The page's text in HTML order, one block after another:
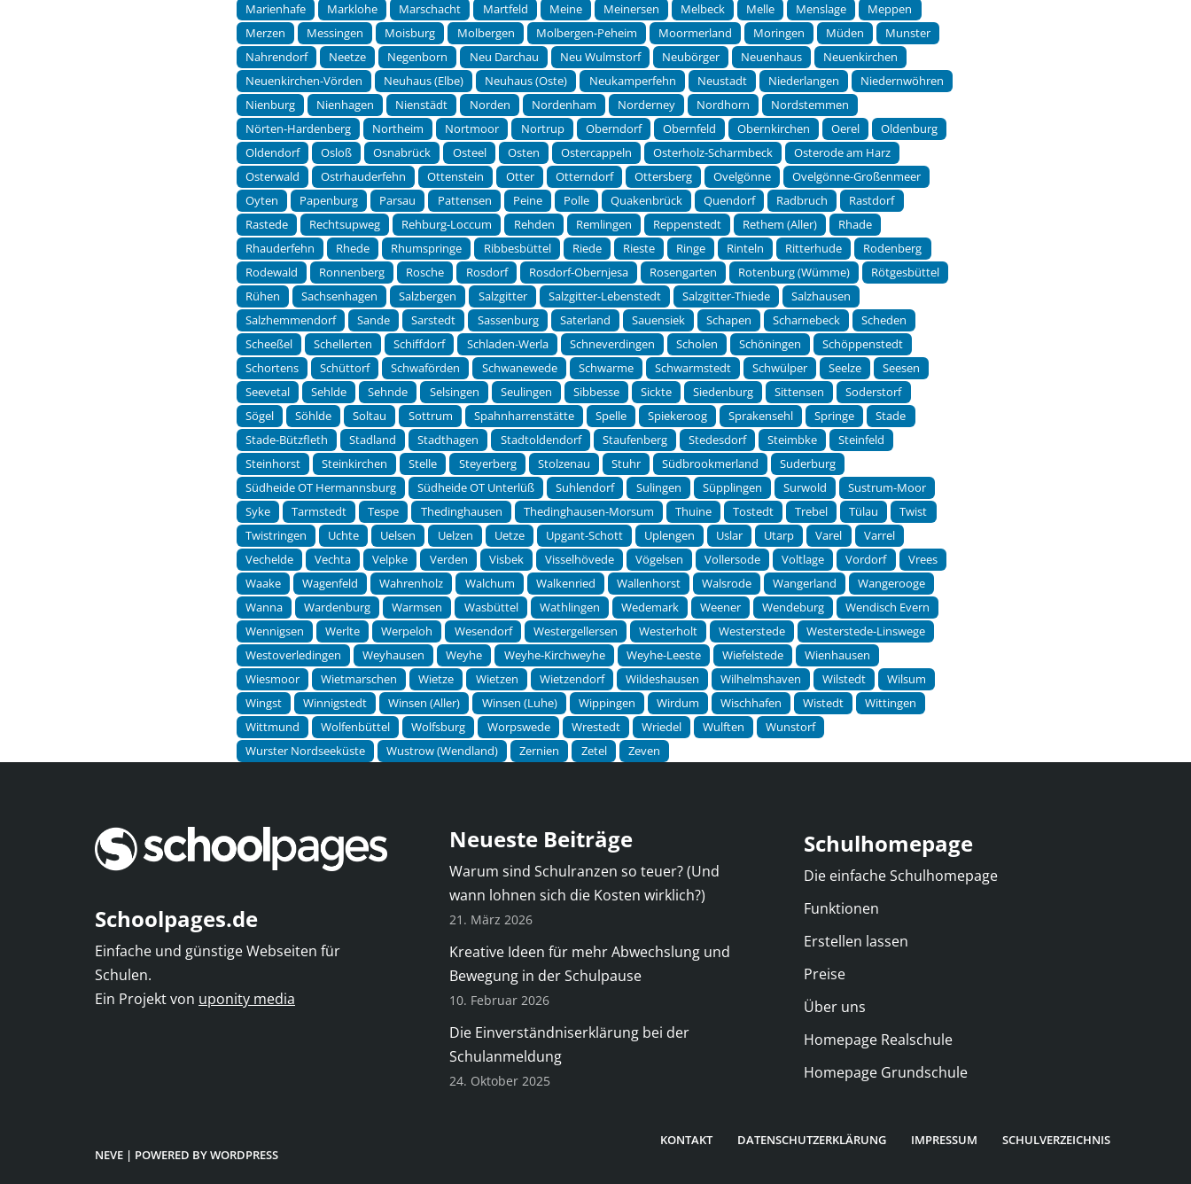
Marienhafe
Marklohe Marschacht Martfeld Meine Meinersen Melbeck Melle Menslage
Meppen
Merzen
Messingen Moisburg Molbergen Molbergen-Peheim Moormerland Moringen Müden
Munster
Nahrendorf
Neetze Negenborn Neu Darchau Neu Wulmstorf Neubörger Neuenhaus
Neuenkirchen
Neuenkirchen-Vörden
Neuhaus (Elbe) Neuhaus (Oste) Neukamperfehn Neustadt Niederlangen
Niedernwöhren
Nienburg
Nienhagen Nienstädt Norden Nordenham Norderney Nordhorn
Nordstemmen
Nörten-Hardenberg
Northeim Nortmoor Nortrup Oberndorf Obernfeld Obernkirchen Oerel
Oldenburg
Oldendorf
Osloß Osnabrück Osteel Osten Ostercappeln Osterholz-Scharmbeck
Osterode am Harz
Osterwald
Ostrhauderfehn Ottenstein Otter Otterndorf Ottersberg Ovelgönne
Ovelgönne-Großenmeer
Oyten
Papenburg Parsau Pattensen Peine Polle Quakenbrück Quendorf Radbruch
Rastdorf
Rastede
Rechtsupweg Rehburg-Loccum Rehden Remlingen Reppenstedt Rethem (Aller)
Rhade
Rhauderfehn
Rhede Rhumspringe Ribbesbüttel Riede Rieste Ringe Rinteln Ritterhude
Rodenberg
Rodewald
Ronnenberg Rosche Rosdorf Rosdorf-Obernjesa Rosengarten Rotenburg (Wümme)
Rötgesbüttel
Rühen
Sachsenhagen Salzbergen Salzgitter Salzgitter-Lebenstedt Salzgitter-Thiede
Salzhausen
Salzhemmendorf
Sande Sarstedt Sassenburg Saterland Sauensiek Schapen Scharnebeck
Scheden
Scheeßel
Schellerten Schiffdorf Schladen-Werla Schneverdingen Scholen Schöningen
Schöppenstedt
Schortens
Schüttorf Schwaförden Schwanewede Schwarme Schwarmstedt Schwülper Seelze
Seesen
Seevetal
Sehlde Sehnde Selsingen Seulingen Sibbesse Sickte Siedenburg Sittensen
Soderstorf
Sögel
Söhlde Soltau Sottrum Spahnharrenstätte Spelle Spiekeroog Sprakensehl Springe
Stade
Stade-Bützfleth
Stadland Stadthagen Stadtoldendorf Staufenberg Stedesdorf Steimbke
Steinfeld
Steinhorst
Steinkirchen Stelle Steyerberg Stolzenau Stuhr Südbrookmerland
Suderburg
Südheide OT Hermannsburg
Südheide OT Unterlüß Suhlendorf Sulingen Süpplingen Surwold
Sustrum-Moor
Syke
Tarmstedt Tespe Thedinghausen Thedinghausen-Morsum Thuine Tostedt Trebel Tülau
Twist
Twistringen
Uchte Uelsen Uelzen Uetze Upgant-Schott Uplengen Uslar Utarp Varel
Varrel
Vechelde
Vechta Velpke Verden Visbek Visselhövede Vögelsen Vollersode Voltlage Vordorf
Vrees
Waake
Wagenfeld Wahrenholz Walchum Walkenried Wallenhorst Walsrode Wangerland
Wangerooge
Wanna
Wardenburg Warmsen Wasbüttel Wathlingen Wedemark Weener Wendeburg
Wendisch Evern
Wennigsen
Werlte Werpeloh Wesendorf Westergellersen Westerholt Westerstede
Westerstede-Linswege
Westoverledingen
Weyhausen Weyhe Weyhe-Kirchweyhe Weyhe-Leeste Wiefelstede
Wienhausen
Wiesmoor
Wietmarschen Wietze Wietzen Wietzendorf Wildeshausen Wilhelmshaven Wilstedt
Wilsum
Wingst
Winnigstedt Winsen (Aller) Winsen (Luhe) Wippingen Wirdum Wischhafen Wistedt
Wittingen
Wittmund
Wolfenbüttel Wolfsburg Worpswede Wrestedt Wriedel Wulften
Wunstorf
Wurster Nordseeküste
Wustrow (Wendland) Zernien Zetel Zeven
Schoolpages.de
Einfache und günstige Webseiten für
Schulen.
Ein Projekt von uponity media
Neueste Beiträge
Warum sind Schulranzen so teuer? (Und
wann lohnen sich die Kosten wirklich?)
21. März 2026
Kreative Ideen für mehr Abwechslung und
Bewegung in der Schulpause
10. Februar 2026
Die Einverständniserklärung bei der
Schulanmeldung
24. Oktober 2025
Schulhomepage
Die einfache Schulhomepage
Funktionen
Erstellen lassen
Preise
Über uns
Homepage Realschule
Homepage Grundschule
NEVE | POWERED BYWORDPRESS
KONTAKT DATENSCHUTZERKLÄRUNG IMPRESSUM SCHULVERZEICHNIS